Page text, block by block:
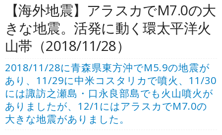
【海外地震】アラスカでM7.0の大
きな地震。活発に動く環太平洋火
山帯（2018/11/28）
2018/11/28に青森県東方沖でM5.9の地震が
あり、11/29に中米コスタリカで噴火、11/30
には諏訪之瀬島・口永良部島でも火山噴火が
ありましたが、12/1にはアラスカでM7.0の
大きな地震がありました。